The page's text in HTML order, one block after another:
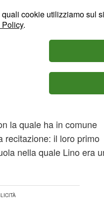
persona più
vita
nella vita
la situazione rivelando
la quale ha in comune
recitazione: il loro primo
nella quale Lino era
cookie utilizziamo sul
.